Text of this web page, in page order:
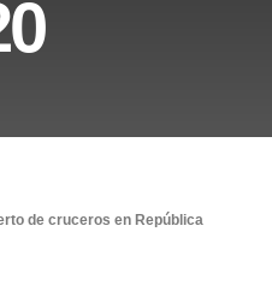
de cruceros en República